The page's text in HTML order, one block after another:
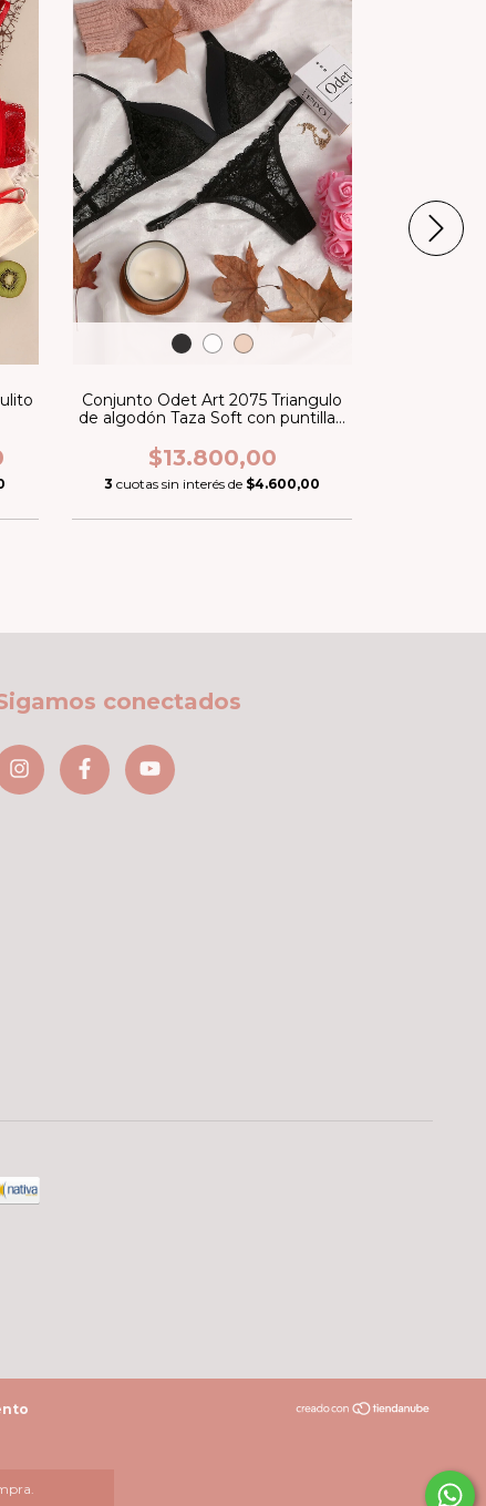
Conjunto Odet Art 2075 Triangulo
de algodón Taza Soft con puntilla /
$13.800,00
3 cuotas sin interés de $4.600,00
conectados